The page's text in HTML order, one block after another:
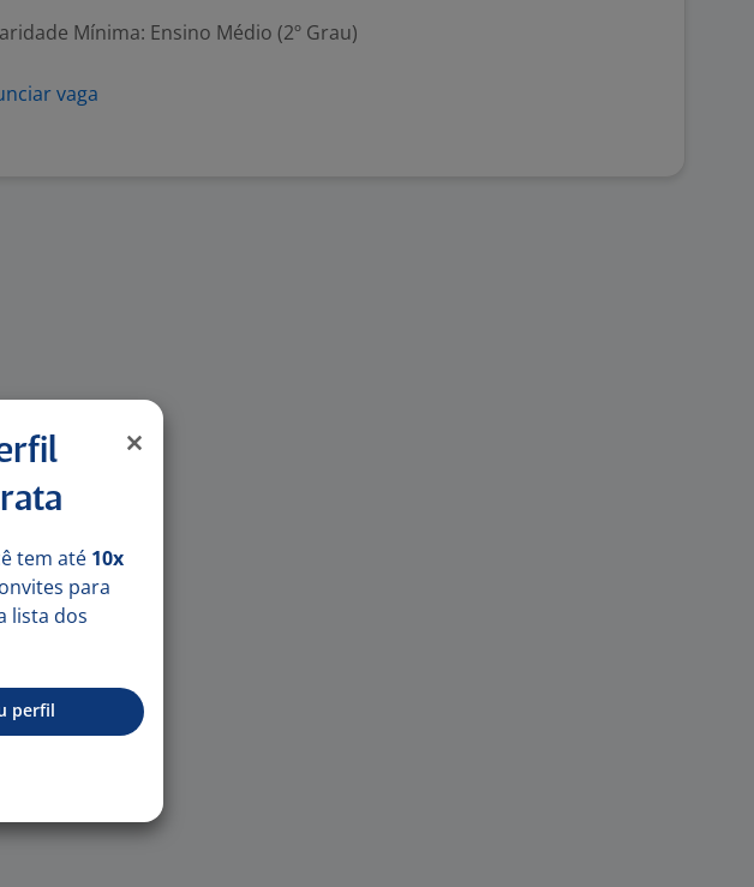
Mínima: Ensino Médio (2º Grau)
vaga
tem até 10x
para
lista dos
perfil